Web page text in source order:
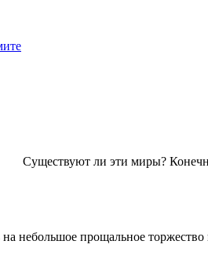
эти миры? Конечно, для
на небольшое прощальное